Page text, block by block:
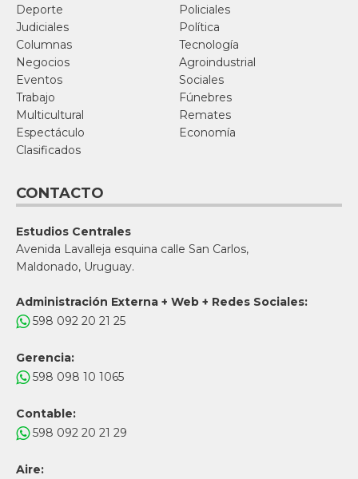
Deporte
Policiales
Judiciales
Política
Columnas
Tecnología
Negocios
Agroindustrial
Eventos
Sociales
Trabajo
Fúnebres
Multicultural
Remates
Espectáculo
Economía
Clasificados
CONTACTO
Estudios Centrales
Avenida Lavalleja esquina calle San Carlos,
Maldonado, Uruguay.
Administración Externa + Web + Redes Sociales:
598 092 20 21 25
Gerencia:
598 098 10 1065
Contable:
598 092 20 21 29
Aire: